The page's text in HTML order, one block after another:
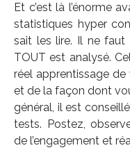
Et c’est là l’énorme
statistiques hyper
sait les lire. Il ne faut
TOUT est analysé.
réel apprentissage
et de la façon dont
général, il est
tests. Postez,
de l’engagement et